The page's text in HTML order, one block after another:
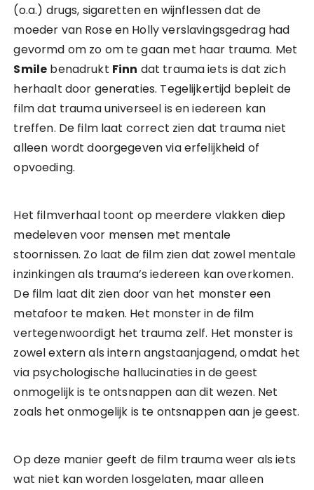
(o.a.) drugs, sigaretten en wijnflessen dat de
moeder van Rose en Holly verslavingsgedrag had
gevormd om zo om te gaan met haar trauma. Met
Smile benadrukt Finn dat trauma iets is dat zich
herhaalt door generaties. Tegelijkertijd bepleit de
film dat trauma universeel is en iedereen kan
treffen. De film laat correct zien dat trauma niet
alleen wordt doorgegeven via erfelijkheid of
opvoeding.
Het filmverhaal toont op meerdere vlakken diep
medeleven voor mensen met mentale
stoornissen. Zo laat de film zien dat zowel mentale
inzinkingen als trauma’s iedereen kan overkomen.
De film laat dit zien door van het monster een
metafoor te maken. Het monster in de film
vertegenwoordigt het trauma zelf. Het monster is
zowel extern als intern angstaanjagend, omdat het
via psychologische hallucinaties in de geest
onmogelijk is te ontsnappen aan dit wezen. Net
zoals het onmogelijk is te ontsnappen aan je geest.
Op deze manier geeft de film trauma weer als iets
wat niet kan worden losgelaten, maar alleen